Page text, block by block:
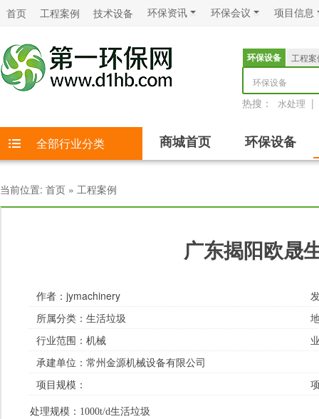
首页 工程案例 技术设备 环保资讯 环保会议 项目信息
环保设备
工程案
环保设备
热搜： 水处理 |
全部行业分类 商城首页 环保设备
当前位置: 首页 » 工程案例
广东揭阳欧晟
作者： jymachinery
所属分类： 生活垃圾
行业范围： 机械
承建单位： 常州金源机械设备有限公司
项目规模：
处理规模： 1000t/d生活垃圾